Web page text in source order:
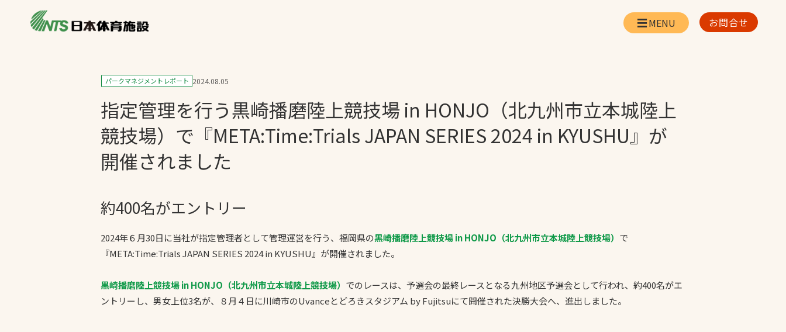
ニュース
ライブラリ
製品別カテゴリー
一覧を見る
主力製品
投てき実施可能な人
環境対応ウレタン
全天候舗装
スポーツターフ（芝
生）舗装
施設管理
パークマネジメント
生）
暑さ対策
安全性向上
社長挨拶
企業理念・経営方針
日本体育施設の歩み
プライバシーポリシ
ー
お問合せ
パークマネジメントレポート 2024.08.05
指定管理を行う黒崎播磨陸上競技場 in HONJO（北九州市立本城陸上
競技場）で『META:Time:Trials JAPAN SERIES 2024 in KYUSHU』が
開催されました
約400名がエントリー
2024年６月30日に当社が指定管理者として管理運営を行う、福岡県の黒崎播磨陸上競技場 in HONJO（北九州市立本城陸上競技場） で
『META:Time:Trials JAPAN SERIES 2024 in KYUSHU』が開催されました。
黒崎播磨陸上競技場 in HONJO（北九州市立本城陸上競技場） でのレースは、予選会の最終レースとなる九州地区予選会として行われ、約400名がエ
ントリーし、男女上位3名が、８月４日に川崎市のUvanceとどろきスタジアム by Fujitsuにて開催された決勝大会へ、進出しました。